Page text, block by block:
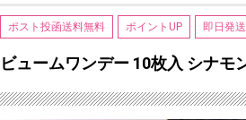
ポスト投函送料無料 ポイントUP 即日発送
ビュームワンデー 10枚入 シナモ